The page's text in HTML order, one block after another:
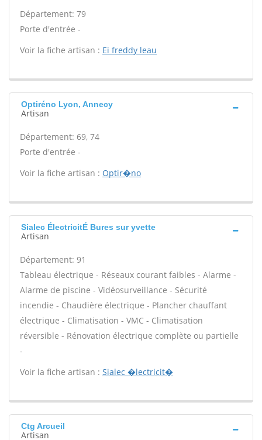
Département: 79
Porte d'entrée -
Voir la fiche artisan : Ei freddy leau
Optiréno Lyon, Annecy
Artisan
Département: 69, 74
Porte d'entrée -
Voir la fiche artisan : Optir�no
Sialec ÉlectricitÉ Bures sur yvette
Artisan
Département: 91
Tableau électrique - Réseaux courant faibles - Alarme -
Alarme de piscine - Vidéosurveillance - Sécurité
incendie - Chaudière électrique - Plancher chauffant
électrique - Climatisation - VMC - Climatisation
réversible - Rénovation électrique complète ou partielle
-
Voir la fiche artisan : Sialec �lectricit�
Ctg Arcueil
Artisan